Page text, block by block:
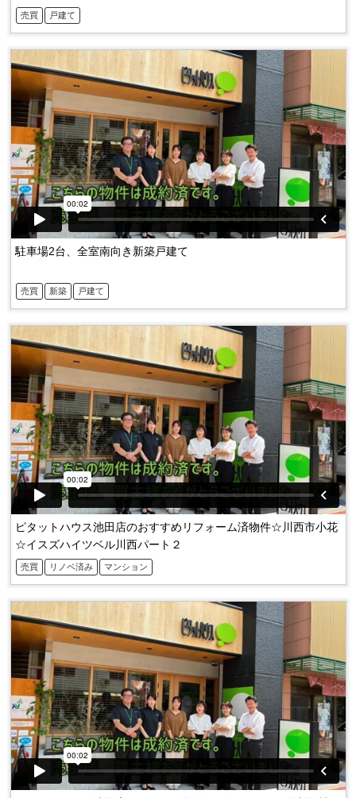
売買 戸建て
売買 新築 戸建て
駐車場2台、全室南向き新築戸建て
売買 リノベ済み マンション
ピタットハウス池田店のおすすめリフォーム済物件☆川西市小花
☆イスズハイツベル川西パート２